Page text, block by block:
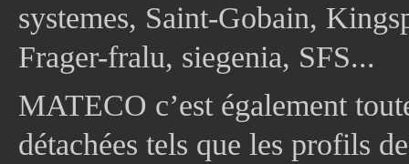
systemes, Saint-Gobain,
Frager-fralu, siegenia, SFS...
MATECO c’est également
détachées tels que les profils